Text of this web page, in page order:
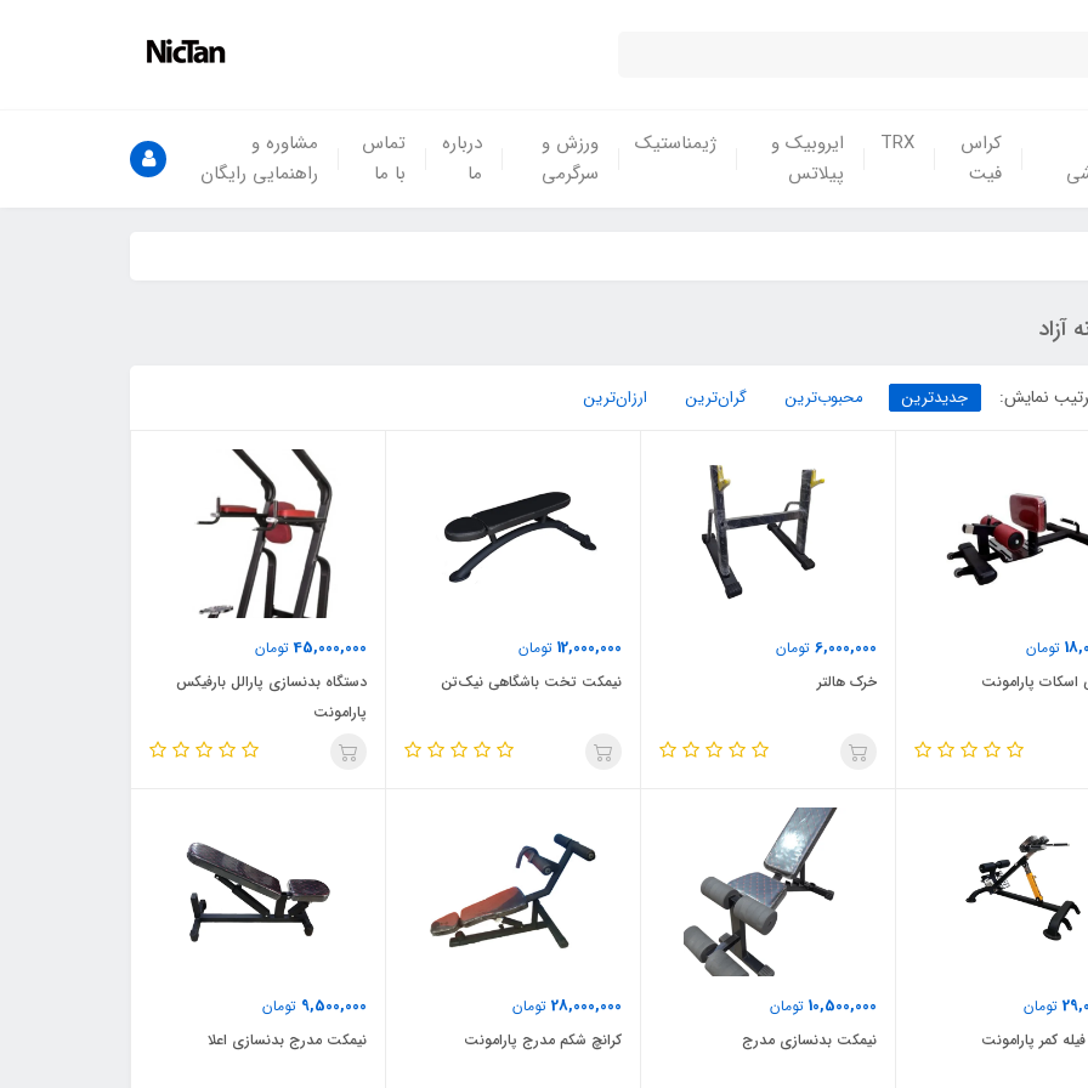
کراس
فیت
TRX
ایروبیک و
پیلاتس
ژیمناستیک
ورزش و
سرگرمی
درباره
ما
تماس
با ما
مشاوره و
راهنمایی رایگان
آزاد
نمایش: جدیدترین محبوب‌ترین گران‌ترین ارزان‌ترین
تومان
پارامونت
6,000,000 تومان
خرک هالتر
12,000,000 تومان
نیمکت تخت باشگاهی نیک‌تن
45,000,000تومان
دستگاه بدنسازی پارالل بارفیکس
پارامونت
تومان
کمر پارامونت
10,500,000 تومان
نیمکت بدنسازی مدرج
28,000,000 تومان
کرانچ شکم مدرج پارامونت
9,500,000 تومان
نیمکت مدرج بدنسازی اعلا